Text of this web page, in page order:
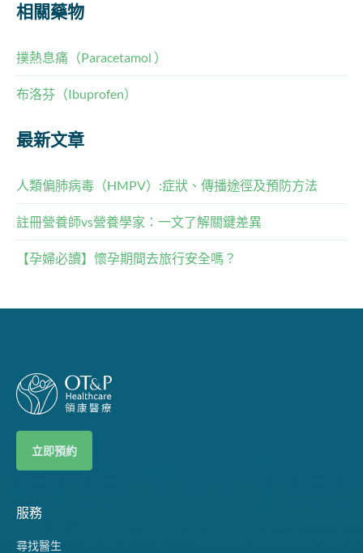
相關藥物
撲熱息痛（Paracetamol ）
布洛芬（Ibuprofen）
最新文章
人類偏肺病毒（HMPV）:症狀、傳播途徑及預防方法
註冊營養師vs營養學家：一文了解關鍵差異
【孕婦必讀】懷孕期間去旅行安全嗎？
立即預約
服務
尋找醫生